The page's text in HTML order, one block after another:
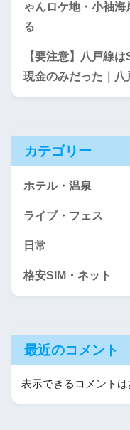
ゃんロケ地・小袖
る
【要注意】八戸線
現金のみだった｜八
カテゴリー
ホテル・温泉
ライブ・フェス
日常
格安SIM・ネット
最近のコメント
表示できるコメントは